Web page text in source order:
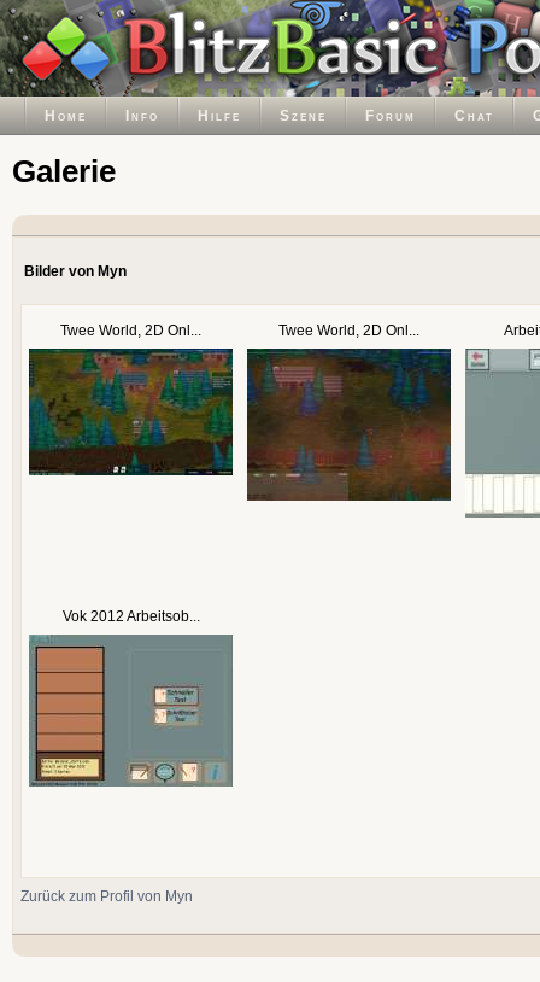
Home Info Hilfe Szene Forum Chat
Galerie
Bilder von Myn
Twee World, 2D Onl... Twee World, 2D Onl...
Vok 2012 Arbeitsob...
Zurück zum Profil von Myn